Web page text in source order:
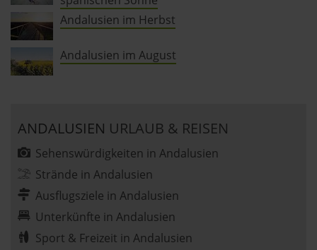
Andalusien im Herbst
Andalusien im August
ANDALUSIEN URLAUB & REISEN
Sehenswürdigkeiten in Andalusien
Strände in Andalusien
Ausflugsziele in Andalusien
Unterkünfte in Andalusien
Sport & Freizeit in Andalusien